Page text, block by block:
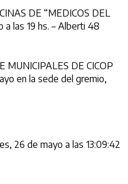
DE “MEDICOS DEL
las 19 hs. – Alberti 48
MUNICIPALES DE CICOP
en la sede del gremio,
26 de mayo a las 13:09:42